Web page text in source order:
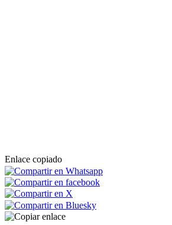
Enlace copiado